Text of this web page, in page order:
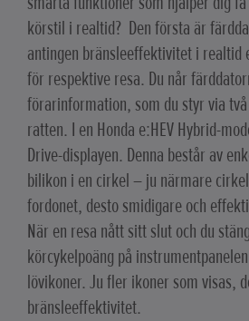
körstil i realtid? Den första är
antingen bränsleeffektivitet i realtid
för respektive resa. Du når
förarinformation, som du styr via
ratten. I en Honda e:HEV Hybrid-
Drive-displayen. Denna består av
bilikon i en cirkel – ju närmare
fordonet, desto smidigare och
När en resa nått sitt slut och du
körcykelpoäng på
lövikoner. Ju fler ikoner som visas,
bränsleeffektivitet.